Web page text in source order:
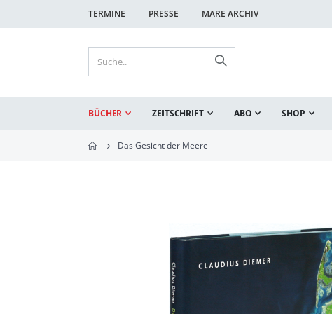
TERMINE PRESSE MARE ARCHIV
BÜCHER ZEITSCHRIFT ABO SHOP
Das Gesicht der Meere